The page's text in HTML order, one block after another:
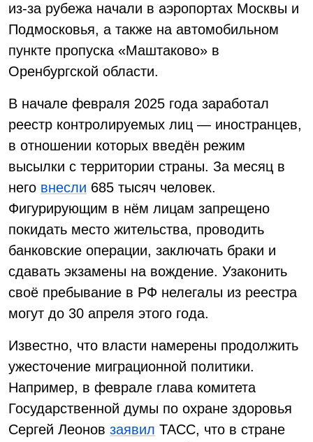
из-за рубежа начали в аэропортах Москвы и
Подмосковья, а также на автомобильном
пункте пропуска «Маштаково» в
Оренбургской области.
В начале февраля 2025 года заработал
реестр контролируемых лиц — иностранцев,
в отношении которых введён режим
высылки с территории страны. За месяц в
него внесли 685 тысяч человек.
Фигурирующим в нём лицам запрещено
покидать место жительства, проводить
банковские операции, заключать браки и
сдавать экзамены на вождение. Узаконить
своё пребывание в РФ нелегалы из реестра
могут до 30 апреля этого года.
Известно, что власти намерены продолжить
ужесточение миграционной политики.
Например, в феврале глава комитета
Государственной думы по охране здоровья
Сергей Леонов заявил ТАСС, что в стране